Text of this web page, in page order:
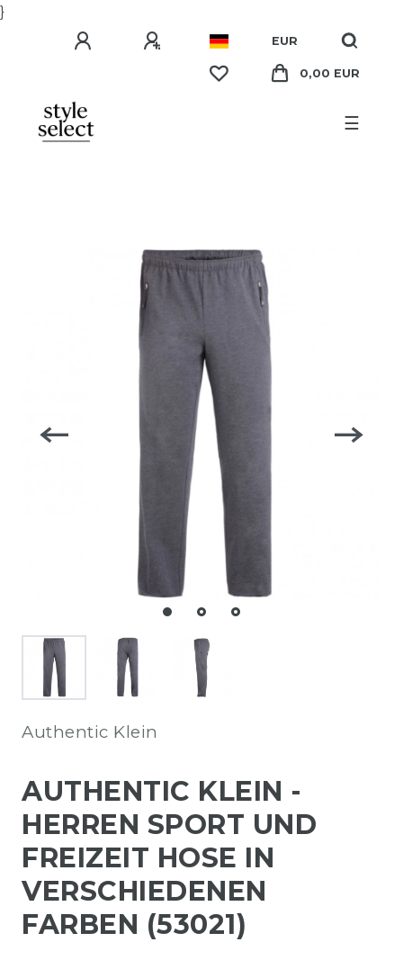
}
EUR
0,00 EUR
☰
Authentic Klein
AUTHENTIC KLEIN -
HERREN SPORT UND
FREIZEIT HOSE IN
VERSCHIEDENEN
FARBEN (53021)